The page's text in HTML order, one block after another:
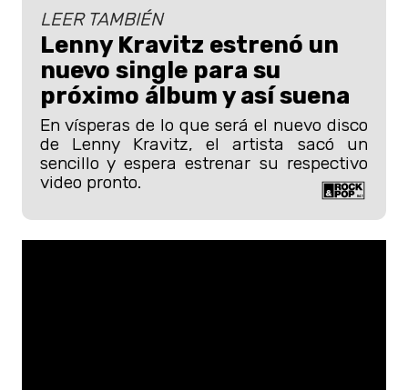
LEER TAMBIÉN
Lenny Kravitz estrenó un
nuevo single para su
próximo álbum y así suena
En vísperas de lo que será el nuevo disco
de Lenny Kravitz, el artista sacó un
sencillo y espera estrenar su respectivo
video pronto.